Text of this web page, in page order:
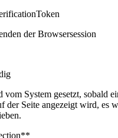
der Browsersession
vom System gesetzt, sobald
der Seite angezeigt wird, es